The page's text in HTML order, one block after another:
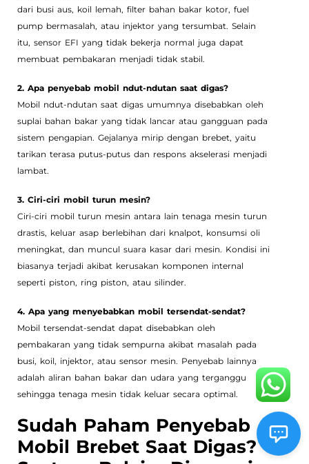
dari busi aus, koil lemah, filter bahan bakar kotor, fuel
pump bermasalah, atau injektor yang tersumbat. Selain
itu, sensor EFI yang tidak bekerja normal juga dapat
membuat pembakaran menjadi tidak stabil.
2. Apa penyebab mobil ndut-ndutan saat digas?
Mobil ndut-ndutan saat digas umumnya disebabkan oleh
suplai bahan bakar yang tidak lancar atau gangguan pada
sistem pengapian. Gejalanya mirip dengan brebet, yaitu
tarikan terasa putus-putus dan respons akselerasi menjadi
lambat.
3. Ciri-ciri mobil turun mesin?
Ciri-ciri mobil turun mesin antara lain tenaga mesin turun
drastis, keluar asap berlebihan dari knalpot, konsumsi oli
meningkat, dan muncul suara kasar dari mesin. Kondisi ini
biasanya terjadi akibat kerusakan komponen internal
seperti piston, ring piston, atau silinder.
4. Apa yang menyebabkan mobil tersendat-sendat?
Mobil tersendat-sendat dapat disebabkan oleh
pembakaran yang tidak sempurna akibat masalah pada
busi, koil, injektor, atau sensor mesin. Penyebab lainnya
adalah aliran bahan bakar dan udara yang terganggu
sehingga tenaga mesin tidak keluar secara optimal.
Sudah Paham Penyebab
Mobil Brebet Saat Digas?